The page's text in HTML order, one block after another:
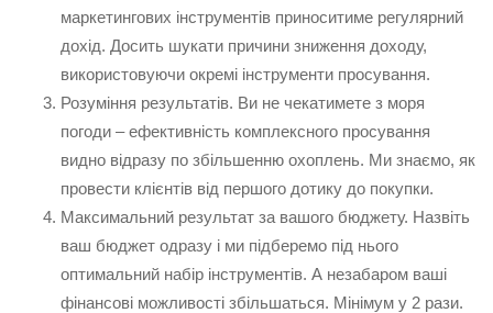
маркетингових інструментів приноситиме регулярний
дохід. Досить шукати причини зниження доходу,
використовуючи окремі інструменти просування.
Розуміння результатів. Ви не чекатимете з моря
погоди – ефективність комплексного просування
видно відразу по збільшенню охоплень. Ми знаємо, як
провести клієнтів від першого дотику до покупки.
Максимальний результат за вашого бюджету. Назвіть
ваш бюджет одразу і ми підберемо під нього
оптимальний набір інструментів. А незабаром ваші
фінансові можливості збільшаться. Мінімум у 2 рази.